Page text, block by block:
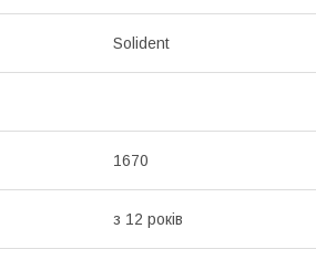
Solident
1670
з 12 років